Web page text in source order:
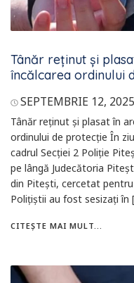
Tânăr reținut și
încălcarea ordinului
SEPTEMBRIE 12, 2025
Tânăr reținut și plasat în
ordinului de protecție În
cadrul Secției 2 Poliție
pe lângă Judecătoria
din Pitești, cercetat
Polițiștii au fost sesizați în
CITEȘTE MAI MULT...